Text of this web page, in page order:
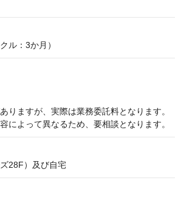
ル：3か月）
りますが、実際は業務委託料となります。
によって異なるため、要相談となります。
28F）及び自宅